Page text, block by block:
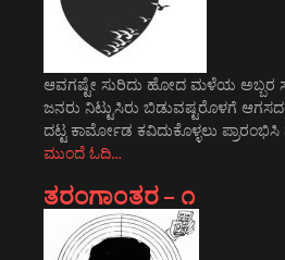
ಆವಗಷ್ಟೇ ಸುರಿದು ಹೋದ ಮಳೆಯ ಅಬ್ಬರ
ಜನರು ನಿಟ್ಟುಸಿರು ಬಿಡುವಷ್ಟರೊಳಗೆ
ದಟ್ಟ ಕಾರ್ಮೋಡ ಕವಿದುಕೊಳ್ಳಲು
ಮುಂದೆ ಓದಿ…
ತರಂಗಾಂತರ – ೧